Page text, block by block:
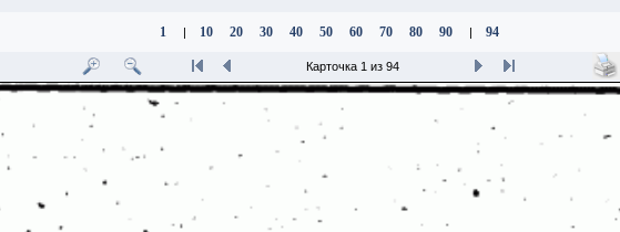
1 | 10 20 30 40 50 60 70 80 90 | 94
Карточка 1 из 94